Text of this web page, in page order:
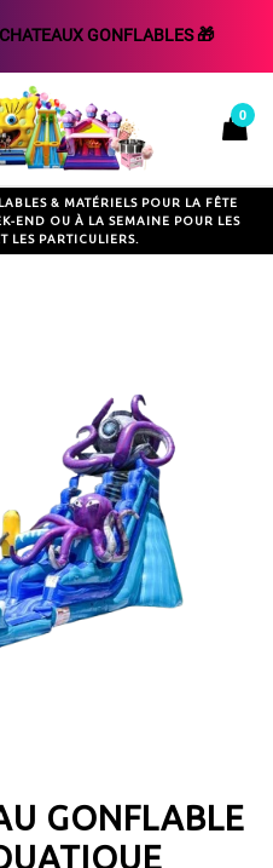
GONFLABLES 🎁
0
& MATÉRIELS POUR LA FÊTE
END OU À LA SEMAINE POUR LES
LES PARTICULIERS.
GONFLABLE